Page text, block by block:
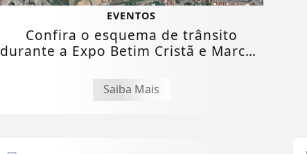
EVENTOS
Confira o esquema de trânsito
durante a Expo Betim Cristã e Marcha
Saiba Mais